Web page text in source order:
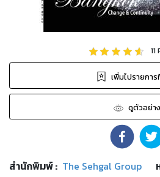
11
เพิ่มไปรายกา
ดูตัวอย่าง
สำนักพิมพ์: The Sehgal Group